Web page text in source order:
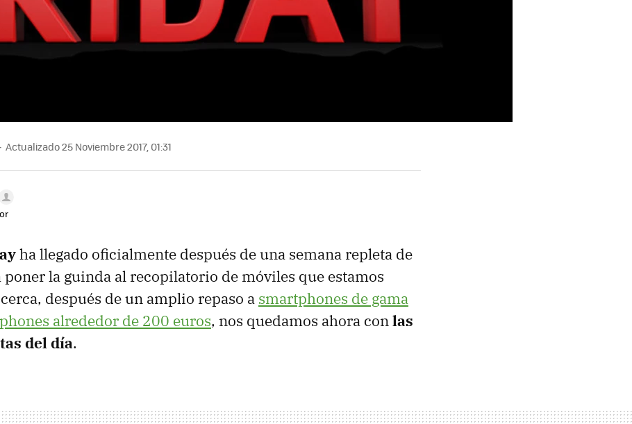
Actualizado 25 Noviembre 2017, 01:31
ha llegado oficialmente después de una semana repleta de
poner la guinda al recopilatorio de móviles que estamos
después de un amplio repaso a smartphones de gama
alrededor de 200 euros, nos quedamos ahora conlas
del día.